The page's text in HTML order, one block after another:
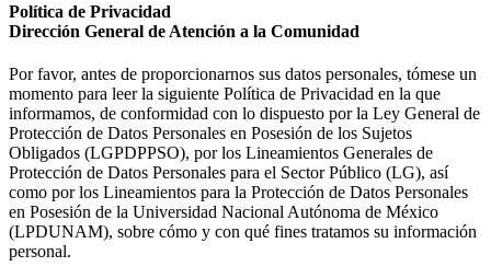
Política de Privacidad
Dirección General de Atención a la Comunidad
Por favor, antes de proporcionarnos sus datos personales, tómese un
momento para leer la siguiente Política de Privacidad en la que
informamos, de conformidad con lo dispuesto por la Ley General de
Protección de Datos Personales en Posesión de los Sujetos
Obligados (LGPDPPSO), por los Lineamientos Generales de
Protección de Datos Personales para el Sector Público (LG), así
como por los Lineamientos para la Protección de Datos Personales
en Posesión de la Universidad Nacional Autónoma de México
(LPDUNAM), sobre cómo y con qué fines tratamos su información
personal.